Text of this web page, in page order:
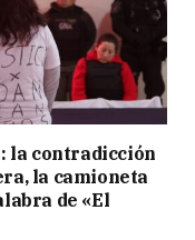
la contradicción
la camioneta
de «El